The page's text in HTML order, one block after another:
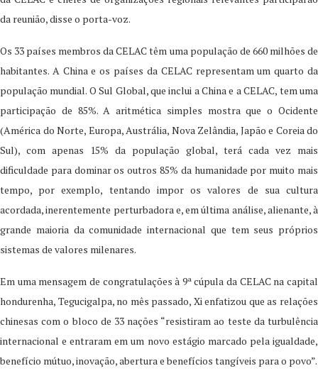
da reunião, disse o porta-voz.
Os 33 países membros da CELAC têm uma população de 660 milhões de
habitantes. A China e os países da CELAC representam um quarto da
população mundial. O Sul Global, que inclui a China e a CELAC, tem uma
participação de 85%. A aritmética simples mostra que o Ocidente
(América do Norte, Europa, Austrália, Nova Zelândia, Japão e Coreia do
Sul), com apenas 15% da população global, terá cada vez mais
dificuldade para dominar os outros 85% da humanidade por muito mais
tempo, por exemplo, tentando impor os valores de sua cultura
acordada, inerentemente perturbadora e, em última análise, alienante, à
grande maioria da comunidade internacional que tem seus próprios
sistemas de valores milenares.
Em uma mensagem de congratulações à 9ª cúpula da CELAC na capital
hondurenha, Tegucigalpa, no mês passado, Xi enfatizou que as relações
chinesas com o bloco de 33 nações “resistiram ao teste da turbulência
internacional e entraram em um novo estágio marcado pela igualdade,
benefício mútuo, inovação, abertura e benefícios tangíveis para o povo”.